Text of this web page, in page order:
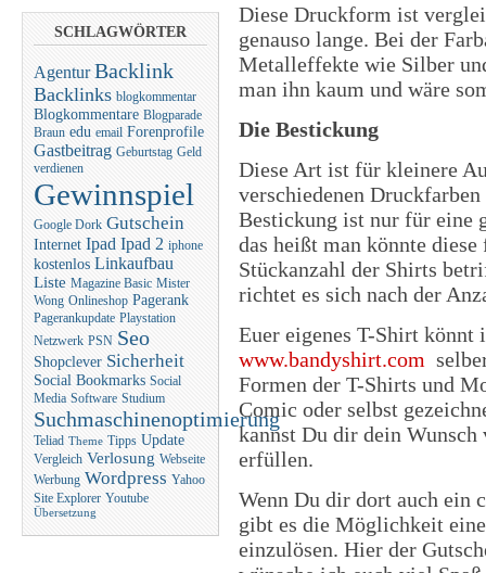
SCHLAGWÖRTER
Agentur Backlink
Backlinks blogkommentar
Blogkommentare Blogparade
Braun edu email Forenprofile
Gastbeitrag Geburtstag Geld
verdienen
Gewinnspiel
Google Dork Gutschein
Internet Ipad Ipad 2 iphone
kostenlos Linkaufbau
Liste Magazine Basic Mister
Wong Onlineshop Pagerank
Pagerankupdate Playstation
Netzwerk PSN Seo
Shopclever Sicherheit
Social Bookmarks Social
Media Software Studium
Suchmaschinenoptimierung
Teliad Theme Tipps Update
Vergleich Verlosung Webseite
Werbung Wordpress Yahoo
Site Explorer Youtube
Übersetzung
Diese Druckform ist
genauso lange. Bei der
Metalleffekte wie Silber
man ihn kaum und wäre
Die Bestickung
Diese Art ist für kleinere
verschiedenen
Bestickung ist nur für eine
das heißt man könnte
Stückanzahl der Shirts
richtet es sich nach der
Euer eigenes T-Shirt könnt
www.bandyshirt.com
Formen der T-Shirts und
Comic oder selbst
kannst Du dir dein
erfüllen.
Wenn Du dir dort auch ein
gibt es die Möglichkeit
einzulösen. Hier der